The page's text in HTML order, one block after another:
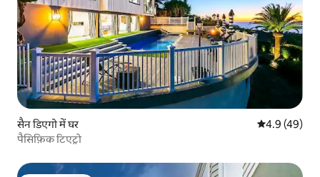
सैन डिएगो में घर औसत रेटिंग 5
4.9 (49)
पैसिफ़िक टिएट्रो